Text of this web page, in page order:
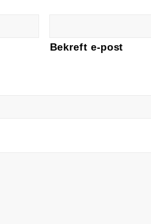
Bekreft e-post